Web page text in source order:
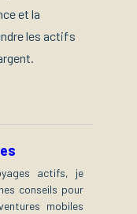
et la
les actifs
actifs, je
conseils pour
mobiles